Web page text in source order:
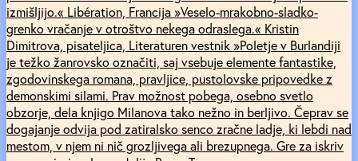
izmišljijo.« Libération, Francija »Veselo-mrakobno-sladko-
grenko vračanje v otroštvo nekega odraslega.« Kristin
Dimitrova, pisateljica, Literaturen vestnik »Poletje v Burlandiji
je težko žanrovsko označiti, saj vsebuje elemente fantastike,
zgodovinskega romana, pravljice, pustolovske pripovedke z
demonskimi silami. Prav možnost pobega, osebno svetlo
obzorje, dela knjigo Milanova tako nežno in berljivo. Čeprav se
dogajanje odvija pod zatiralsko senco zračne ladje, ki lebdi nad
mestom, v njem ni nič grozljivega ali brezupnega. Gre za iskriv